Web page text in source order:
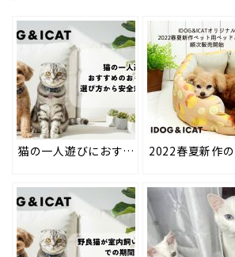
猫の一人遊びにおすすめのおもちゃは？選び方から安全対策まで解説